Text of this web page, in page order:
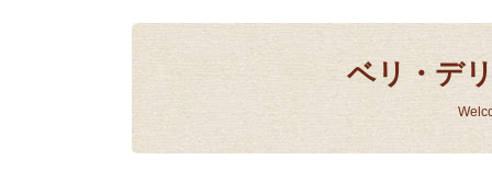
ベリ・デ